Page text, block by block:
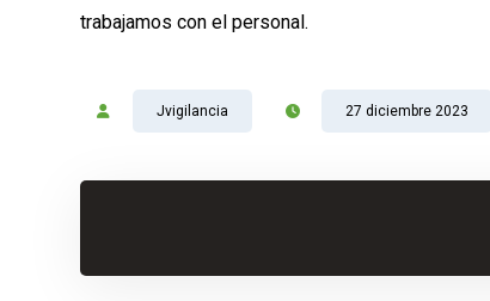
trabajamos con el personal.
Jvigilancia 27 diciembre 2023